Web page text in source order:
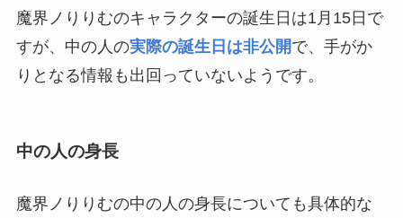
魔界ノりりむのキャラクターの誕生日は1月15日で
すが、中の人の実際の誕生日は非公開で、手がか
りとなる情報も出回っていないようです。
中の人の身長
魔界ノりりむの中の人の身長についても具体的な